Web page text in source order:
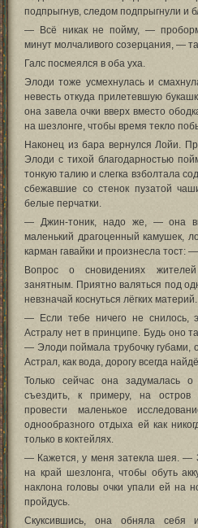
подпрыгнув, следом подпрыгнули и
— Всё никак не пойму, —
минут молчаливого созерцания, —
Галс посмеялся в оба уха.
Элоди тоже усмехнулась и
невесть откуда прилетевшую
она завела очки вверх вместо
на шезлонге, чтобы время текло
Наконец из бара вернулся Лойи.
Элоди с тихой благодарностью
тонкую талию и слегка взболтала
сбежавшие со стенок пузатой
белые перчатки.
— Джин-тоник, надо же, — она
маленький драгоценный камушек,
карман гавайки и произнесла тост:
Вопрос о сновидениях
занятным. Приятно валяться под
невзначай коснуться лëгких материй.
— Если тебе ничего не снилось,
Астралу нет в принципе. Будь оно
— Элоди поймала трубочку губами,
Астрал, как вода, дорогу всегда
Только сейчас она задумалась
съездить, к примеру, на остров
провести маленькое
однообразного отдыха ей как
только в коктейлях.
— Кажется, у меня затекла шея. —
на край шезлонга, чтобы обуть
наклона головы очки упали ей на
пройдусь.
Скуксившись, она обняла себя